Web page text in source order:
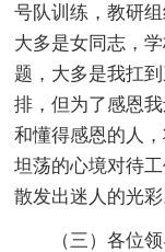
号队训练，教研
大多是女同志，
题，大多是我扛
排，但为了感恩
和懂得感恩的人
坦荡的心境对待
散发出迷人的光彩
（三）各位